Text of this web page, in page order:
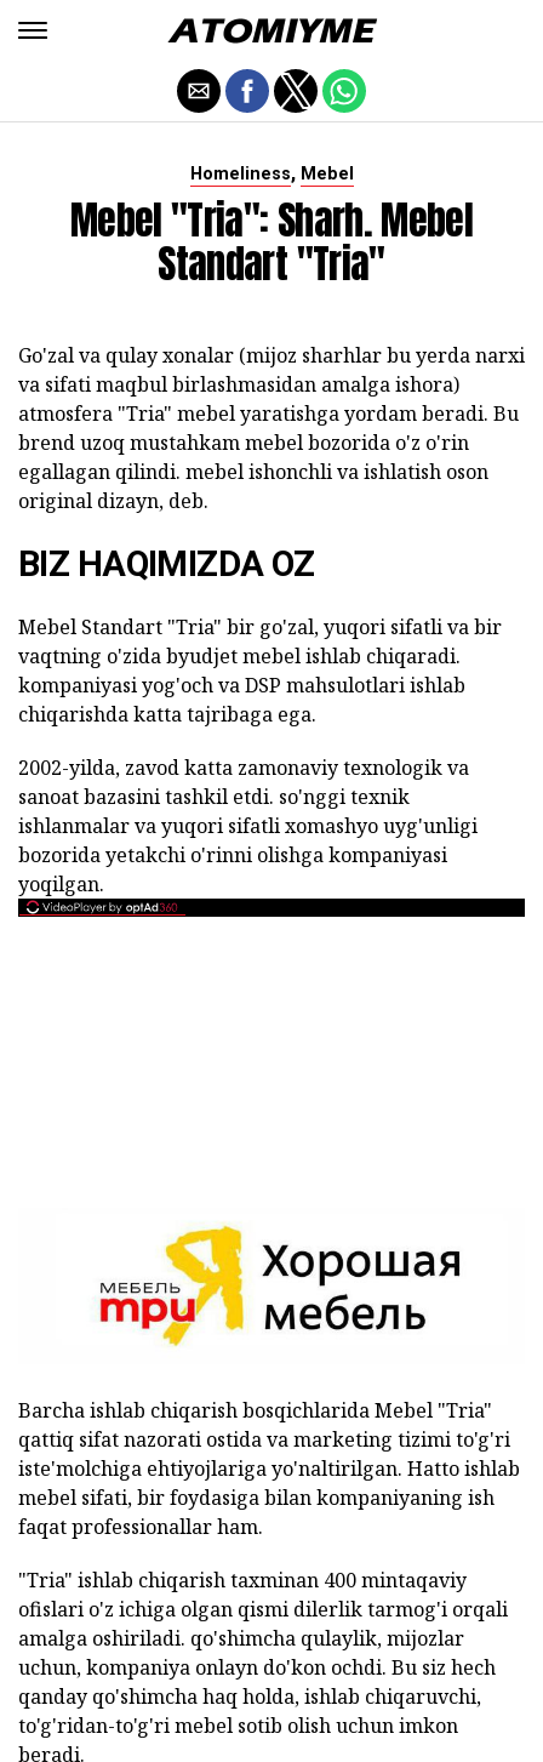
Homeliness, Mebel
Mebel "Tria": Sharh. Mebel
Standart "Tria"
Go'zal va qulay xonalar (mijoz sharhlar bu yerda narxi
va sifati maqbul birlashmasidan amalga ishora)
atmosfera "Tria" mebel yaratishga yordam beradi. Bu
brend uzoq mustahkam mebel bozorida o'z o'rin
egallagan qilindi. mebel ishonchli va ishlatish oson
original dizayn, deb.
BIZ HAQIMIZDA OZ
Mebel Standart "Tria" bir go'zal, yuqori sifatli va bir
vaqtning o'zida byudjet mebel ishlab chiqaradi.
kompaniyasi yog'och va DSP mahsulotlari ishlab
chiqarishda katta tajribaga ega.
2002-yilda, zavod katta zamonaviy texnologik va
sanoat bazasini tashkil etdi. so'nggi texnik
ishlanmalar va yuqori sifatli xomashyo uyg'unligi
bozorida yetakchi o'rinni olishga kompaniyasi
yoqilgan.
Barcha ishlab chiqarish bosqichlarida Mebel "Tria"
qattiq sifat nazorati ostida va marketing tizimi to'g'ri
iste'molchiga ehtiyojlariga yo'naltirilgan. Hatto ishlab
mebel sifati, bir foydasiga bilan kompaniyaning ish
faqat professionallar ham.
"Tria" ishlab chiqarish taxminan 400 mintaqaviy
ofislari o'z ichiga olgan qismi dilerlik tarmog'i orqali
amalga oshiriladi. qo'shimcha qulaylik, mijozlar
uchun, kompaniya onlayn do'kon ochdi. Bu siz hech
qanday qo'shimcha haq holda, ishlab chiqaruvchi,
to'g'ridan-to'g'ri mebel sotib olish uchun imkon
beradi.